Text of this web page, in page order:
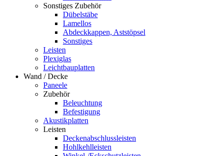
Sonstiges Zubehör
Dübelstäbe
Lamellos
Abdeckkappen, Aststöpsel
Sonstiges
Leisten
Plexiglas
Leichtbauplatten
Wand / Decke
Paneele
Zubehör
Beleuchtung
Befestigung
Akustikplatten
Leisten
Deckenabschlussleisten
Hohlkehlleisten